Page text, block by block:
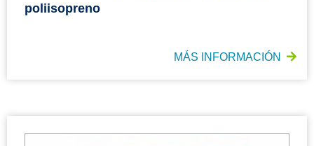
poliisopreno
MÁS INFORMACIÓN